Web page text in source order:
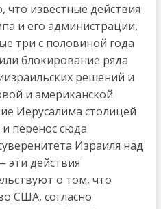
что известные действия
и его администрации,
три с половиной года
блокирование ряда
решений и
и американской
Иерусалима столицей
и перенос сюда
Израиля над
эти действия
о том, что
США, согласно